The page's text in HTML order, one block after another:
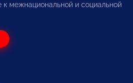
межнациональной и социальной